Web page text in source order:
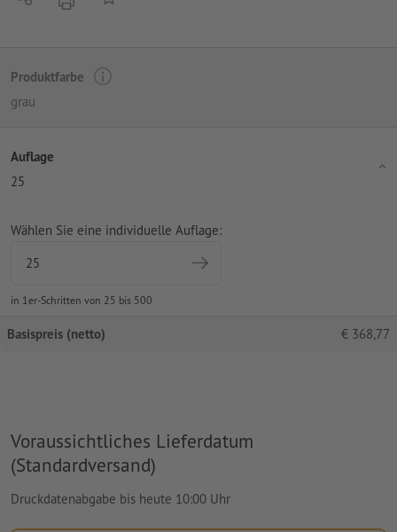
Produktfarbe
grau
Auflage
25
Wählen Sie eine individuelle Auflage:
in 1er-Schritten von 25 bis 500
Basispreis (netto) € 368,77
Voraussichtliches Lieferdatum
(Standardversand)
Druckdatenabgabe bis heute 10:00 Uhr